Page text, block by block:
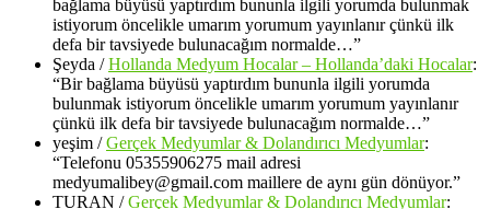
bağlama büyüsü yaptırdım bununla ilgili yorumda bulunmak
istiyorum öncelikle umarım yorumum yayınlanır çünkü ilk
defa bir tavsiyede bulunacağım normalde…”
Şeyda /Hollanda Medyum Hocalar – Hollanda’daki Hocalar:
“Bir bağlama büyüsü yaptırdım bununla ilgili yorumda
bulunmak istiyorum öncelikle umarım yorumum yayınlanır
çünkü ilk defa bir tavsiyede bulunacağım normalde…”
yeşim /Gerçek Medyumlar & Dolandırıcı Medyumlar:
“Telefonu 05355906275 mail adresi
medyumalibey@gmail.com maillere de aynı gün dönüyor.”
TURAN /Gerçek Medyumlar & Dolandırıcı Medyumlar: